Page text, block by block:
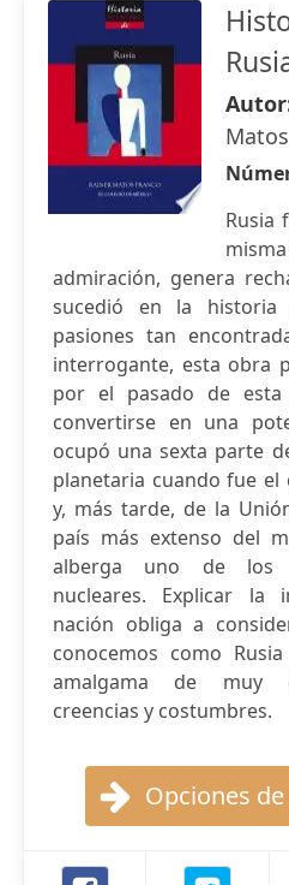
Rusia
admiración, genera
sucedió en la
pasiones tan
interrogante, esta obra
por el pasado de
convertirse en una
ocupó una sexta parte
planetaria cuando fue
y, más tarde, de la
país más extenso del
alberga uno de los
nucleares. Explicar la
nación obliga a
conocemos como
amalgama de muy
creencias y costumbres.
Opciones